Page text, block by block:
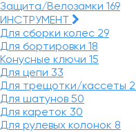
Защита/Велозамки 169
ИНСТРУМЕНТ
Для сборки колес 29
Для бортировки 18
Конусные ключи 15
Для цепи 33
Для трещотки/кассеты
Для шатунов 50
Для кареток 30
Для рулевых колонок 8